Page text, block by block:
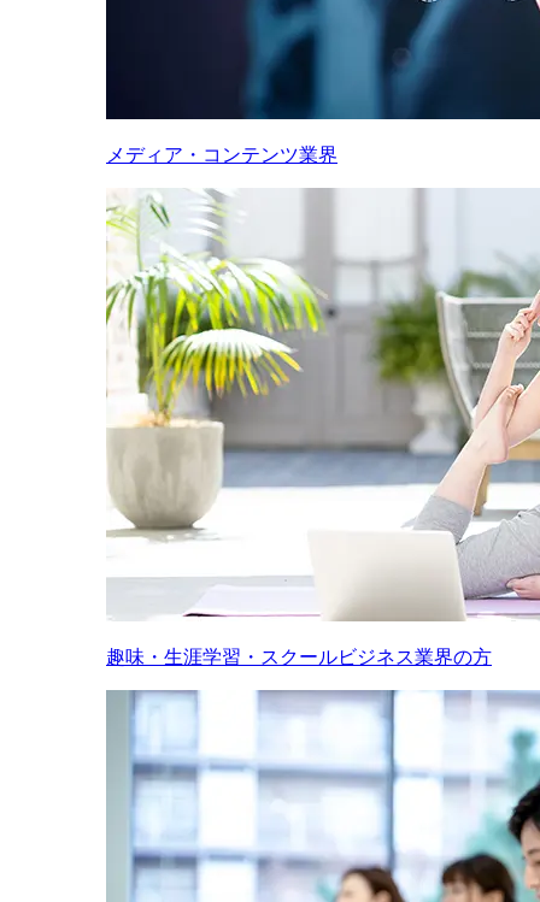
メディア・コンテンツ業界
趣味・生涯学習・スクールビジネス業界の方